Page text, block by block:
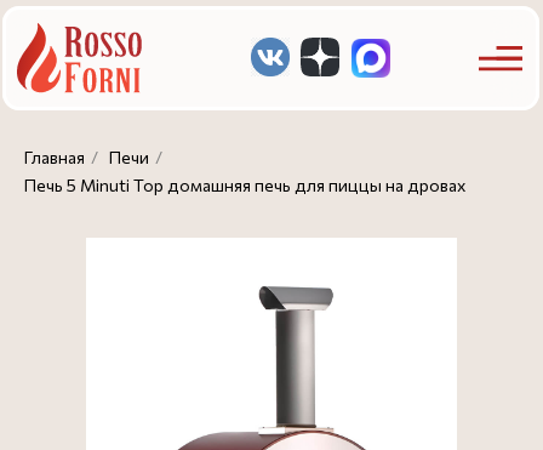
Главная / Печи /
Печь 5 Minuti Top домашняя печь для пиццы на дровах